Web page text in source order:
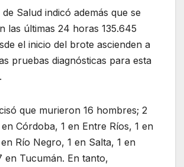
Salud indicó además que se
las últimas 24 horas 135.645
el inicio del brote ascienden a
pruebas diagnósticas para esta
que murieron 16 hombres; 2
Córdoba, 1 en Entre Ríos, 1 en
Río Negro, 1 en Salta, 1 en
en Tucumán. En tanto,